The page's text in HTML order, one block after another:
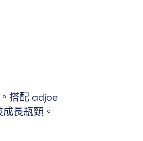
搭配 adjoe
長瓶頸。